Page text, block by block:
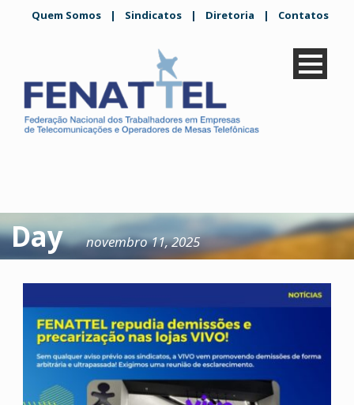
Quem Somos | Sindicatos | Diretoria | Contatos
Day novembro 11, 2025